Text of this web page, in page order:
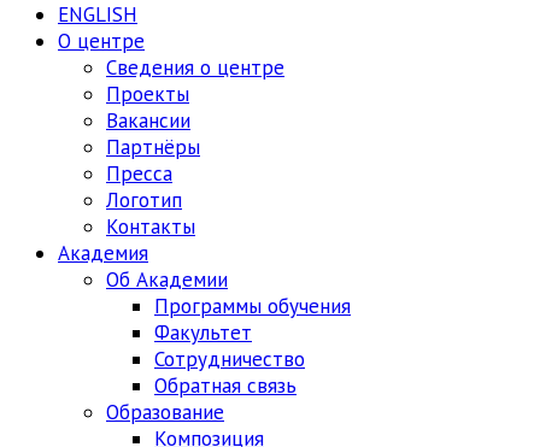
ENGLISH
О центре
Сведения о центре
Проекты
Вакансии
Партнёры
Пресса
Логотип
Контакты
Академия
Об Академии
Программы обучения
Факультет
Сотрудничество
Обратная связь
Образование
Композиция